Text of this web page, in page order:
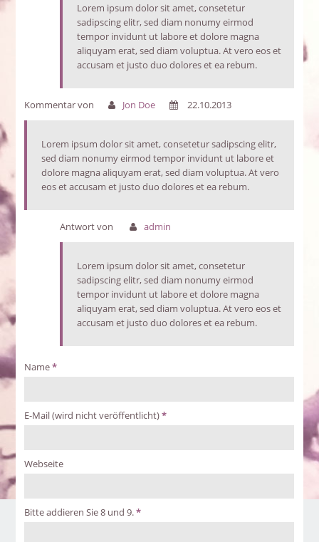
Lorem ipsum dolor sit amet, consetetur
sadipscing elitr, sed diam nonumy eirmod
tempor invidunt ut labore et dolore magna
aliquyam erat, sed diam voluptua. At vero eos et
accusam et justo duo dolores et ea rebum.
Kommentar von Jon Doe 22.10.2013
Lorem ipsum dolor sit amet, consetetur sadipscing elitr,
sed diam nonumy eirmod tempor invidunt ut labore et
dolore magna aliquyam erat, sed diam voluptua. At vero
eos et accusam et justo duo dolores et ea rebum.
Antwort von admin
Lorem ipsum dolor sit amet, consetetur
sadipscing elitr, sed diam nonumy eirmod
tempor invidunt ut labore et dolore magna
aliquyam erat, sed diam voluptua. At vero eos et
accusam et justo duo dolores et ea rebum.
Name*
E-Mail (wird nicht veröffentlicht)*
Webseite
Bitte addieren Sie 8 und 9.*